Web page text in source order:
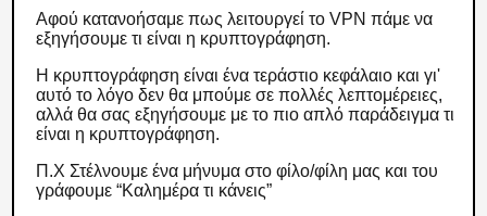
Αφού κατανοήσαμε πως λειτουργεί το VPN πάμε να
εξηγήσουμε τι είναι η κρυπτογράφηση.
Η κρυπτογράφηση είναι ένα τεράστιο κεφάλαιο και γι'
αυτό το λόγο δεν θα μπούμε σε πολλές λεπτομέρειες,
αλλά θα σας εξηγήσουμε με το πιο απλό παράδειγμα τι
είναι η κρυπτογράφηση.
Π.Χ Στέλνουμε ένα μήνυμα στο φίλο/φίλη μας και του
γράφουμε “Καλημέρα τι κάνεις”